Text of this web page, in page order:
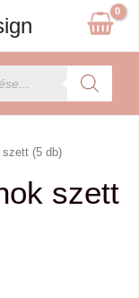
(5 db)
szett